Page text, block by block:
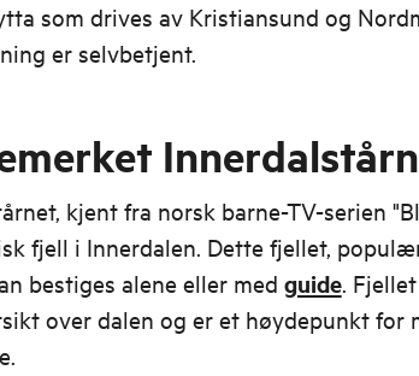
som drives av Kristiansund og
er selvbetjent.
kjent fra norsk barne-TV-serien
fjell i Innerdalen. Dette fjellet,
bestiges alene eller med guide.
over dalen og er et høydepunkt for